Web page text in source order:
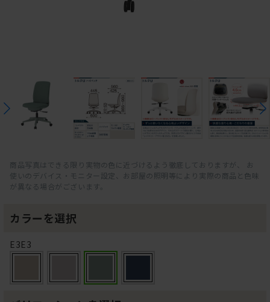
商品写真はできる限り実物の色に近づけるよう徹底しておりますが、 お
使いのデバイス・モニター設定、お部屋の照明等により実際の商品と色味
が異なる場合がございます。
カラーを選択
E3E3